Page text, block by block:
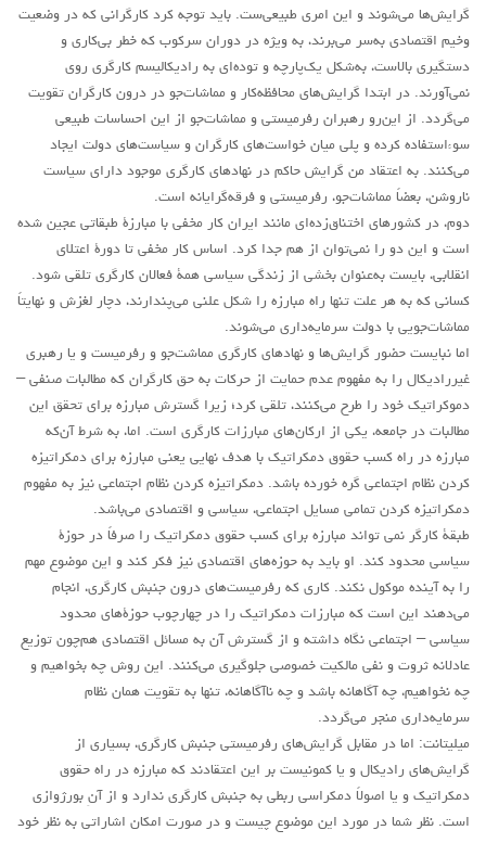
گرایش‌ها می‌شوند و این امری طبیعی‌ست. باید توجه کرد کارگرانی که در وضعیت
وخیم اقتصادی به‌سر می‌برند، به ویژه در دوران سرکوب که خطر بی‌کاری و
دستگیری بالاست، به‌شکل یک‌پارچه و توده‌ای به رادیکالیسم کارگری روی
نمی‌آورند. در ابتدا گرایش‌های محافظه‌کار و مماشات‌جو در درون کارگران تقویت
می‌گردد. از این‌رو رهبران رفرمیستی و مماشات‌جو از این احساسات طبیعی
سوء‌استفاده کرده و پلی میان خواست‌های کارگران و سیاست‌های دولت ایجاد
می‌کنند. به اعتقاد من گرایش حاکم در نهادهای کارگری موجود دارای سیاست
ناروشن، بعضاً مماشات‌جو، رفرمیستی و فرقه‌گرایانه است.
دوم، در کشورهای اختناق‌زده‌ای مانند ایران کار مخفی با مبارزۀ طبقاتی عجین شده
است و این دو را نمی‌توان از هم جدا کرد. اساس کار مخفی تا دورۀ اعتلای
انقلابی، بایست به‌عنوان بخشی از زندگی سیاسی همۀ فعالان کارگری تلقی شود.
کسانی که به هر علت تنها راه مبارزه را شکل علنی می‌پندارند، دچار لغزش و نهایتاً
مماشات‌جویی با دولت سرمایه‌داری می‌شوند.
اما نبایست حضور گرایش‌ها و نهادهای کارگری مماشت‌جو و رفرمیست و یا رهبری
غیررادیکال را به مفهوم عدم حمایت از حرکات به حق کارگران که مطالبات صنفی –
دموکراتیک خود را طرح می‌کنند، تلقی کرد؛ زیرا گسترش مبارزه برای تحقق این
مطالبات در جامعه، یکی از ارکان‌های مبارزات کارگری است. اما، به شرط آن‌که
مبارزه در راه کسب حقوق دمکراتیک با هدف نهایی یعنی مبارزه برای دمکراتیزه
کردن نظام اجتماعی گره خورده باشد. دمکراتیزه کردن نظام اجتماعی نیز به مفهوم
دمکراتیزه کردن تمامی مسایل اجتماعی، سیاسی و اقتصادی می‌باشد.
طبقۀ کارگر نمی تواند مبارزه برای کسب حقوق دمکراتیک را صرفاً در حوزۀ
سیاسی محدود کند. او باید به حوزه‌های اقتصادی نیز فکر کند و این موضوع مهم
را به آینده موکول نکند. کاری که رفرمیست‌های درون جنبش کارگری، انجام
می‌دهند این است که مبارزات دمکراتیک را در چهارچوب حوزۀ‌های محدود
سیاسی – اجتماعی نگاه داشته و از گسترش آن به مسائل اقتصادی هم‌چون توزیع
عادلانه ثروت و نفی مالکیت خصوصی جلوگیری می‌کنند. این روش چه بخواهیم و
چه نخواهیم، چه آگاهانه باشد و چه ناآگاهانه، تنها به تقویت همان نظام
سرمایه‌داری منجر می‌گردد.
میلیتانت: اما در مقابل گرایش‌های رفرمیستی جنبش کارگری، بسیاری از
گرایش‌های رادیکال و یا کمونیست بر این اعتقادند که مبارزه در راه حقوق
دمکراتیک و یا اصولاً دمکراسی ربطی به جنبش کارگری ندارد و از آنِ بورژوازی
است. نظر شما در مورد این موضوع چیست و در صورت امکان اشاراتی به نظر خود